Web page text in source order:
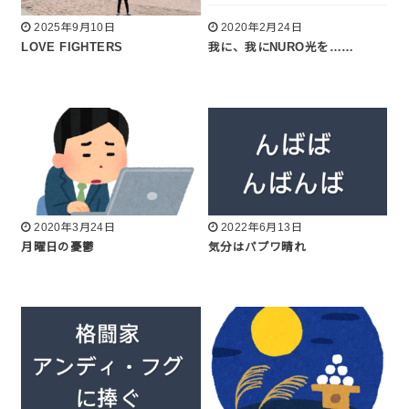
2025年9月10日
LOVE FIGHTERS
2020年2月24日
我に、我にNURO光を……
2020年3月24日
月曜日の憂鬱
2022年6月13日
気分はパプワ晴れ